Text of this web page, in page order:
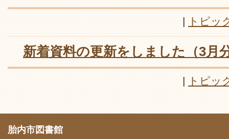
| トピッ
新着資料の更新をしました（3月
| トピッ
胎内市図書館